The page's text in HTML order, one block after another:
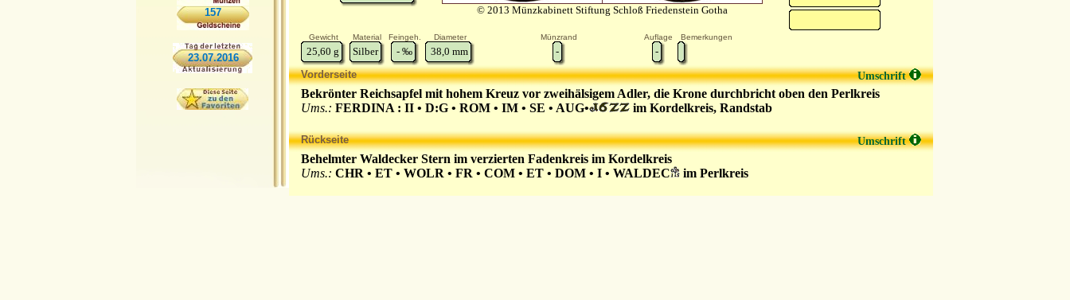
157
23.07.2016
© 2013 Münzkabinett Stiftung Schloß Friedenstein Gotha
Gewicht Material Feingeh. Diameter Münzrand Auflage Bemerkungen
25,60 g Silber - ‰ 38,0 mm - -
Umschrift
Vorderseite
Bekrönter Reichsapfel mit hohem Kreuz vor zweihälsigem Adler, die Krone durchbricht oben den Perlkreis
Ums.: FERDINA : II • D:G • ROM • IM • SE • AUG• im Kordelkreis, Randstab
Umschrift
Rückseite
Behelmter Waldecker Stern im verzierten Fadenkreis im Kordelkreis
Ums.: CHR • ET • WOLR • FR • COM • ET • DOM • I • WALDEC im Perlkreis